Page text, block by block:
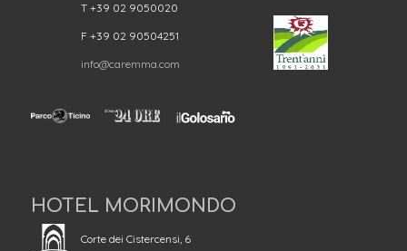
T +39 02 9050020
F +39 02 90504251
info@caremma.com
HOTEL MORIMONDO
Corte dei Cistercensi, 6